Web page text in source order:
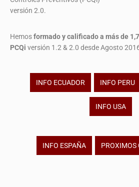
versión 2.0.
Hemosformado y calificado a más de
PCQi versión 1.2 & 2.0 desde Agosto
INFO ECUADOR INFO PERU
INFO USA
INFO ESPAÑA PROXIMOS